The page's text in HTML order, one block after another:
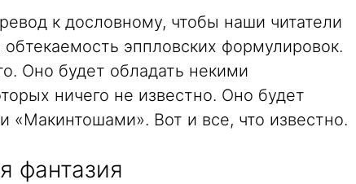
к дословному, чтобы наши читатели
эппловских формулировок.
Оно будет обладать некими
ничего не известно. Оно будет
«Макинтошами». Вот и все, что известно.
фантазия